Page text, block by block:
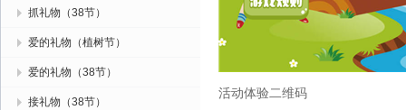
抓礼物（38节）
爱的礼物（植树节）
爱的礼物（38节）
接礼物（38节）
活动体验二维码